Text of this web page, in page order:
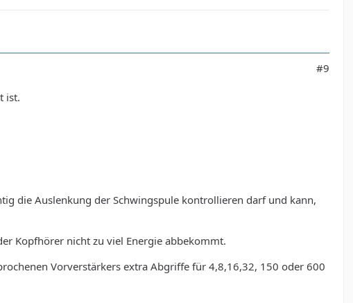
#9
ist.
die Auslenkung der Schwingspule kontrollieren darf und kann,
Kopfhörer nicht zu viel Energie abbekommt.
Vorverstärkers extra Abgriffe für 4,8,16,32, 150 oder 600